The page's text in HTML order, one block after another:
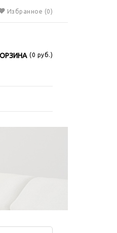
Избранное (0)
(0 руб.)